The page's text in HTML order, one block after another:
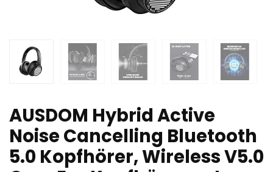
AUSDOM Hybrid Active
Noise Cancelling Bluetooth
5.0 Kopfhörer, Wireless V5.0